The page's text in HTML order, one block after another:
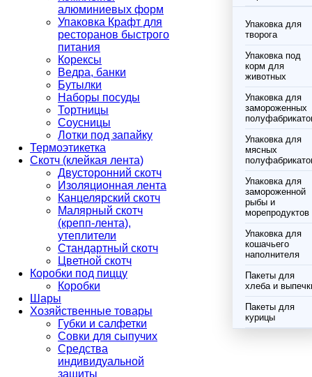
алюминиевых форм
Упаковка Крафт для
ресторанов быстрого
питания
Корексы
Ведра, банки
Бутылки
Наборы посуды
Тортницы
Соусницы
Лотки под запайку
Термоэтикетка
Скотч (клейкая лента)
Двусторонний скотч
Изоляционная лента
Канцелярский скотч
Малярный скотч
(крепп-лента),
утеплители
Стандартный скотч
Цветной скотч
Коробки под пиццу
Коробки
Шары
Хозяйственные товары
Губки и салфетки
Совки для сыпучих
Средства
индивидуальной
защиты
Упаковка для
творога
Упаковка под
корм для
животных
Упаковка для
замороженных
Упаковка для
мясных
Упаковка для
замороженной
рыбы и
морепродуктов
Упаковка для
кошачьего
наполнителя
Пакеты для
хлеба и
Пакеты для
курицы